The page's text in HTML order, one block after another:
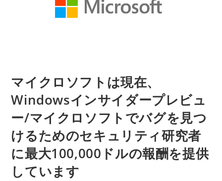
マイクロソフトは現在、
Windowsインサイダープレビュ
ー/マイクロソフトでバグを見つ
けるためのセキュリティ研究者
に最大100,000ドルの報酬を提供
しています